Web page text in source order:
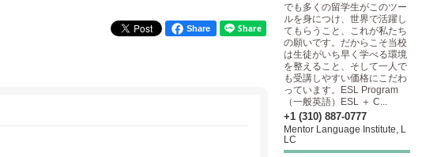
Share
でも多くの留学生がこのツー
ルを身につけ、世界で活躍し
てもらうこと、これが私たち
の願いです。だからこそ当校
は生徒がいち早く学べる環境
を整えること、そして一人で
も受講しやすい価格にこだわ
っています。ESL Program
（一般英語）ESL ＋ C...
+1 (310) 887-0777
Mentor Language Institute, L
LC